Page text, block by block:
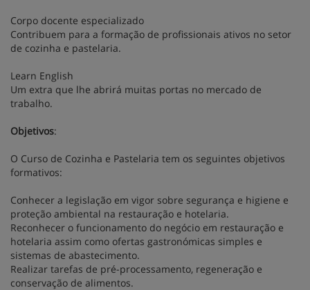
Corpo docente especializado
Contribuem para a formação de profissionais ativos no setor
de cozinha e pastelaria.
Learn English
Um extra que lhe abrirá muitas portas no mercado de
trabalho.
Objetivos:
O Curso de Cozinha e Pastelaria tem os seguintes objetivos
formativos:
Conhecer a legislação em vigor sobre segurança e higiene e
proteção ambiental na restauração e hotelaria.
Reconhecer o funcionamento do negócio em restauração e
hotelaria assim como ofertas gastronómicas simples e
sistemas de abastecimento.
Realizar tarefas de pré-processamento, regeneração e
conservação de alimentos.